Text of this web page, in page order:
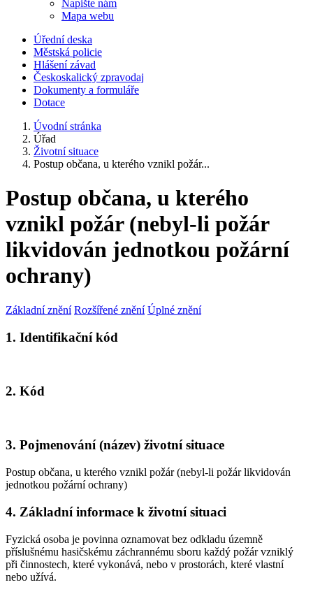
Napište nám
Mapa webu
Úřední deska
Městská policie
Hlášení závad
Českoskalický zpravodaj
Dokumenty a formuláře
Dotace
Úvodní stránka
Úřad
Životní situace
Postup občana, u kterého vznikl požár...
Postup občana, u kterého
vznikl požár (nebyl-li požár
likvidován jednotkou požární
ochrany)
Základní znění Rozšířené znění Úplné znění
1. Identifikační kód
2. Kód
3. Pojmenování (název) životní situace
Postup občana, u kterého vznikl požár (nebyl-li požár likvidován
jednotkou požární ochrany)
4. Základní informace k životní situaci
Fyzická osoba je povinna oznamovat bez odkladu územně
příslušnému hasičskému záchrannému sboru každý požár vzniklý
při činnostech, které vykonává, nebo v prostorách, které vlastní
nebo užívá.